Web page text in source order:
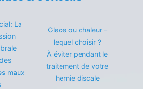
La
maux
Glace ou chaleur –
lequel choisir ?
À éviter pendant le
traitement de votre
hernie discale